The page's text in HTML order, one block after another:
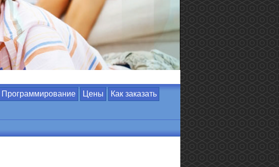
Программирование Цены
Как заказать